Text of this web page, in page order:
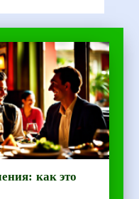
как это